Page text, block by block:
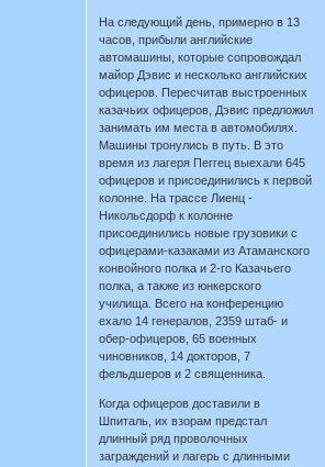
На следующий день, примерно в 13
часов, прибыли английские
автомашины, которые сопровождал
майор Дэвис и несколько английских
офицеров. Пересчитав выстроенных
казачьих офицеров, Дэвис предложил
занимать им места в автомобилях.
Машины тронулись в путь. В это
время из лагеря Пеггец выехали 645
офицеров и присоединились к первой
колонне. На трассе Лиенц -
Никольсдорф к колонне
присоединились новые грузовики с
офицерами-казаками из Атаманского
конвойного полка и 2-го Казачьего
полка, а также из юнкерского
училища. Всего на конференцию
ехало 14 генералов, 2359 штаб- и
обер-офицеров, 65 военных
чиновников, 14 докторов, 7
фельдшеров и 2 священника.
Когда офицеров доставили в
Шпиталь, их взорам предстал
длинный ряд проволочных
заграждений и лагерь с длинными